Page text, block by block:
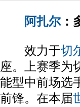
阿扎尔：
效力于切
座。上赛季为
能型中前场选
前锋。在本届